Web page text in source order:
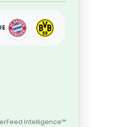
Intelligence™